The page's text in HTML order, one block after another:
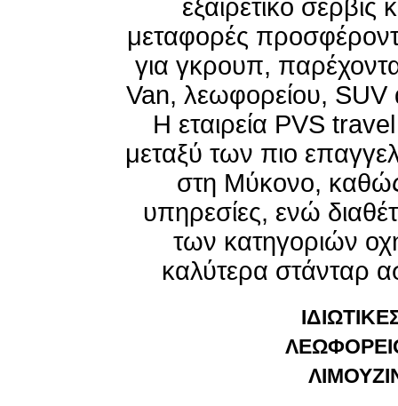
εξαιρετικό σέρβις
μεταφορές
για γκρουπ,
Van, λεωφορείου, SUV
Η εταιρεία PVS
μεταξύ των πιο
στη Μύκονο,
υπηρεσίες, ενώ
των κατηγοριών
καλύτερα στάνταρ